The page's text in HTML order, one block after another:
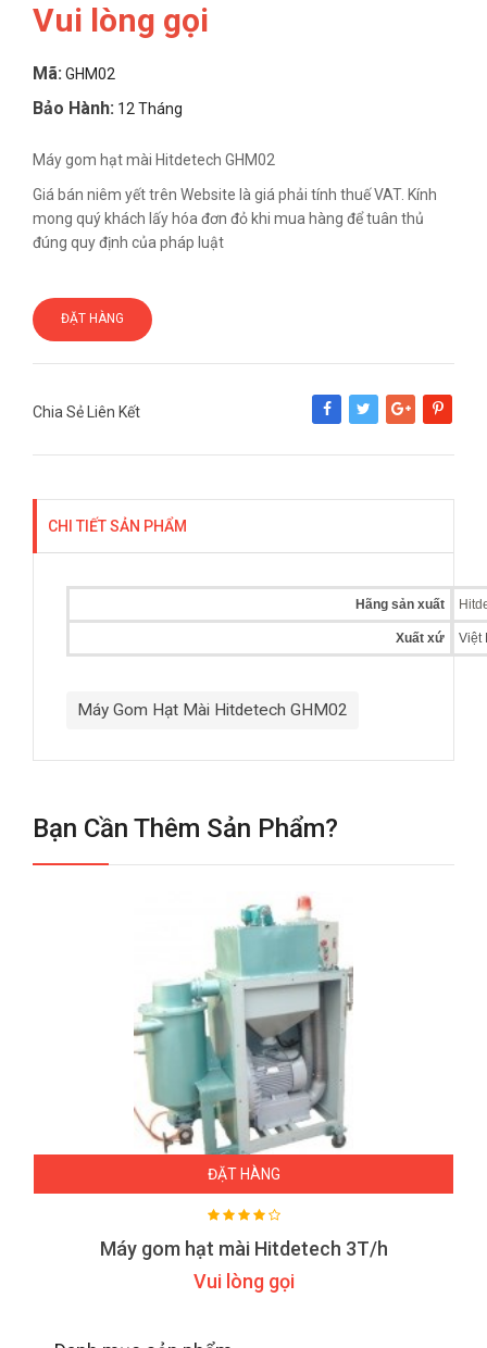
Vui lòng gọi
Mã: GHM02
Bảo Hành: 12 Tháng
Máy gom hạt mài Hitdetech GHM02
Giá bán niêm yết trên Website là giá phải tính thuế VAT. Kính
mong quý khách lấy hóa đơn đỏ khi mua hàng để tuân thủ
đúng quy định của pháp luật
ĐẶT HÀNG
Chia Sẻ Liên Kết
Share Tweet Google+Pinterest
CHI TIẾT SẢN PHẨM
Hãng sản xuất
Xuất xứ Việt
Máy Gom Hạt Mài Hitdetech GHM02
Bạn Cần Thêm Sản Phẩm?
ĐẶT HÀNG
Máy gom hạt mài Hitdetech 3T/h
Vui lòng gọi